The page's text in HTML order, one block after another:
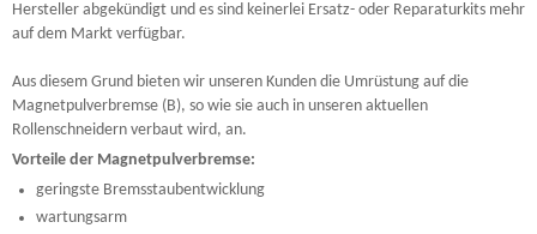
Hersteller abgekündigt und es sind keinerlei Ersatz- oder Reparaturkits mehr
auf dem Markt verfügbar.
Aus diesem Grund bieten wir unseren Kunden die Umrüstung auf die
Magnetpulverbremse (B), so wie sie auch in unseren aktuellen
Rollenschneidern verbaut wird, an.
Vorteile der Magnetpulverbremse:
geringste Bremsstaubentwicklung
wartungsarm